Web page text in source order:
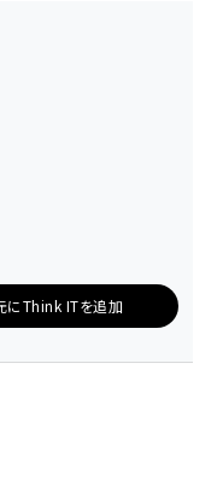
にThink ITを追加